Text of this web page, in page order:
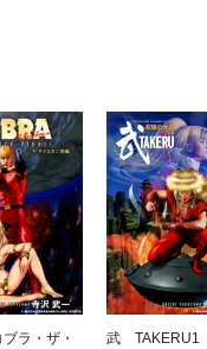
ラ・ザ・
武 TAKERU1